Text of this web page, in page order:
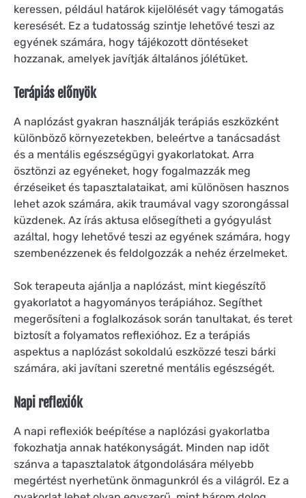
keressen, például határok kijelölését vagy támogatás
keresését. Ez a tudatosság szintje lehetővé teszi az
egyének számára, hogy tájékozott döntéseket
hozzanak, amelyek javítják általános jólétüket.
Terápiás előnyök
A naplózást gyakran használják terápiás eszközként
különböző környezetekben, beleértve a tanácsadást
és a mentális egészségügyi gyakorlatokat. Arra
ösztönzi az egyéneket, hogy fogalmazzák meg
érzéseiket és tapasztalataikat, ami különösen hasznos
lehet azok számára, akik traumával vagy szorongással
küzdenek. Az írás aktusa elősegítheti a gyógyulást
azáltal, hogy lehetővé teszi az egyének számára, hogy
szembenézzenek és feldolgozzák a nehéz érzelmeket.
Sok terapeuta ajánlja a naplózást, mint kiegészítő
gyakorlatot a hagyományos terápiához. Segíthet
megerősíteni a foglalkozások során tanultakat, és teret
biztosít a folyamatos reflexióhoz. Ez a terápiás
aspektus a naplózást sokoldalú eszközzé teszi bárki
számára, aki javítani szeretné mentális egészségét.
Napi reflexiók
A napi reflexiók beépítése a naplózási gyakorlatba
fokozhatja annak hatékonyságát. Minden nap időt
szánva a tapasztalatok átgondolására mélyebb
megértést nyerhetünk önmagunkról és a világról. Ez a